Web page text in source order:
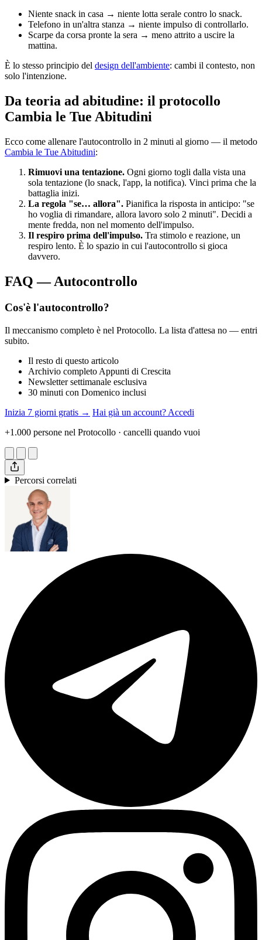
Niente snack in casa → niente lotta serale contro lo snack.
Telefono in un'altra stanza → niente impulso di controllarlo.
Scarpe da corsa pronte la sera → meno attrito a uscire la
mattina.
È lo stesso principio del design dell'ambiente: cambi il contesto, non
solo l'intenzione.
Da teoria ad abitudine: il protocollo
Cambia le Tue Abitudini
Ecco come allenare l'autocontrollo in 2 minuti al giorno — il metodo
Cambia le Tue Abitudini:
Rimuovi una tentazione. Ogni giorno togli dalla vista una
sola tentazione (lo snack, l'app, la notifica). Vinci prima che la
battaglia inizi.
La regola "se… allora". Pianifica la risposta in anticipo: "se
ho voglia di rimandare, allora lavoro solo 2 minuti". Decidi a
mente fredda, non nel momento dell'impulso.
Il respiro prima dell'impulso. Tra stimolo e reazione, un
respiro lento. È lo spazio in cui l'autocontrollo si gioca
davvero.
FAQ — Autocontrollo
Cos'è l'autocontrollo?
Il meccanismo completo è nel Protocollo. La lista d'attesa no — entri
subito.
Il resto di questo articolo
Archivio completo Appunti di Crescita
Newsletter settimanale esclusiva
30 minuti con Domenico inclusi
Inizia 7 giorni gratis → Hai già un account? Accedi
+1.000 persone nel Protocollo · cancelli quando vuoi
Percorsi correlati